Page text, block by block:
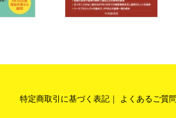
力金等
アンド・リースバック取引の特徴
特定商取引に基づく表記 よくあるご質問